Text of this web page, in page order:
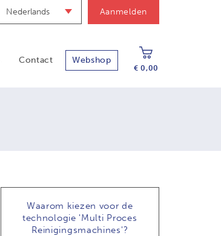
Nederlands Aanmelden
Contact Webshop
€ 0,00
Waarom kiezen voor de
technologie 'Multi Proces
Reinigingsmachines'?